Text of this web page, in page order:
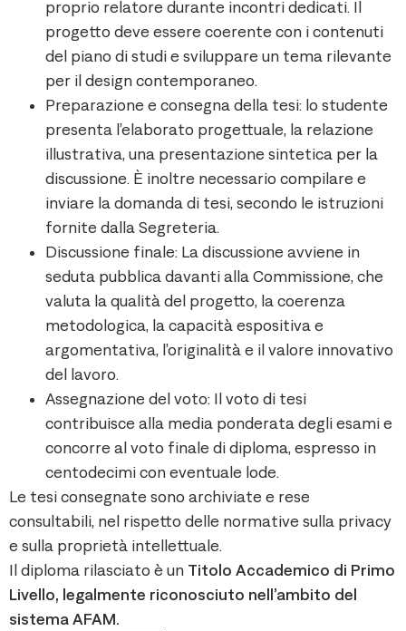
proprio relatore durante incontri dedicati. Il
progetto deve essere coerente con i contenuti
del piano di studi e sviluppare un tema rilevante
per il design contemporaneo.
Preparazione e consegna della tesi: lo studente
presenta l’elaborato progettuale, la relazione
illustrativa, una presentazione sintetica per la
discussione. È inoltre necessario compilare e
inviare la domanda di tesi, secondo le istruzioni
fornite dalla Segreteria.
Discussione finale: La discussione avviene in
seduta pubblica davanti alla Commissione, che
valuta la qualità del progetto, la coerenza
metodologica, la capacità espositiva e
argomentativa, l’originalità e il valore innovativo
del lavoro.
Assegnazione del voto: Il voto di tesi
contribuisce alla media ponderata degli esami e
concorre al voto finale di diploma, espresso in
centodecimi con eventuale lode.
Le tesi consegnate sono archiviate e rese
consultabili, nel rispetto delle normative sulla privacy
e sulla proprietà intellettuale.
Il diploma rilasciato è un Titolo Accademico di Primo
Livello, legalmente riconosciuto nell’ambito del
sistema AFAM.